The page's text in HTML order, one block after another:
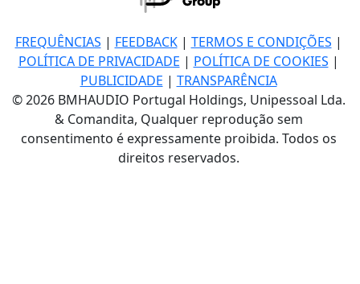
FREQUÊNCIAS | FEEDBACK| TERMOS E CONDIÇÕES |
POLÍTICA DE PRIVACIDADE | POLÍTICA DE COOKIES |
PUBLICIDADE | TRANSPARÊNCIA
© 2026 BMHAUDIO Portugal Holdings, Unipessoal Lda.
& Comandita, Qualquer reprodução sem
consentimento é expressamente proibida. Todos os
direitos reservados.